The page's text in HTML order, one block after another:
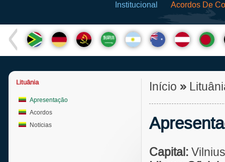
Institucional Acordos De
Lituânia
Apresentação
Acordos
Notícias
Início »
Capital: Vilnius